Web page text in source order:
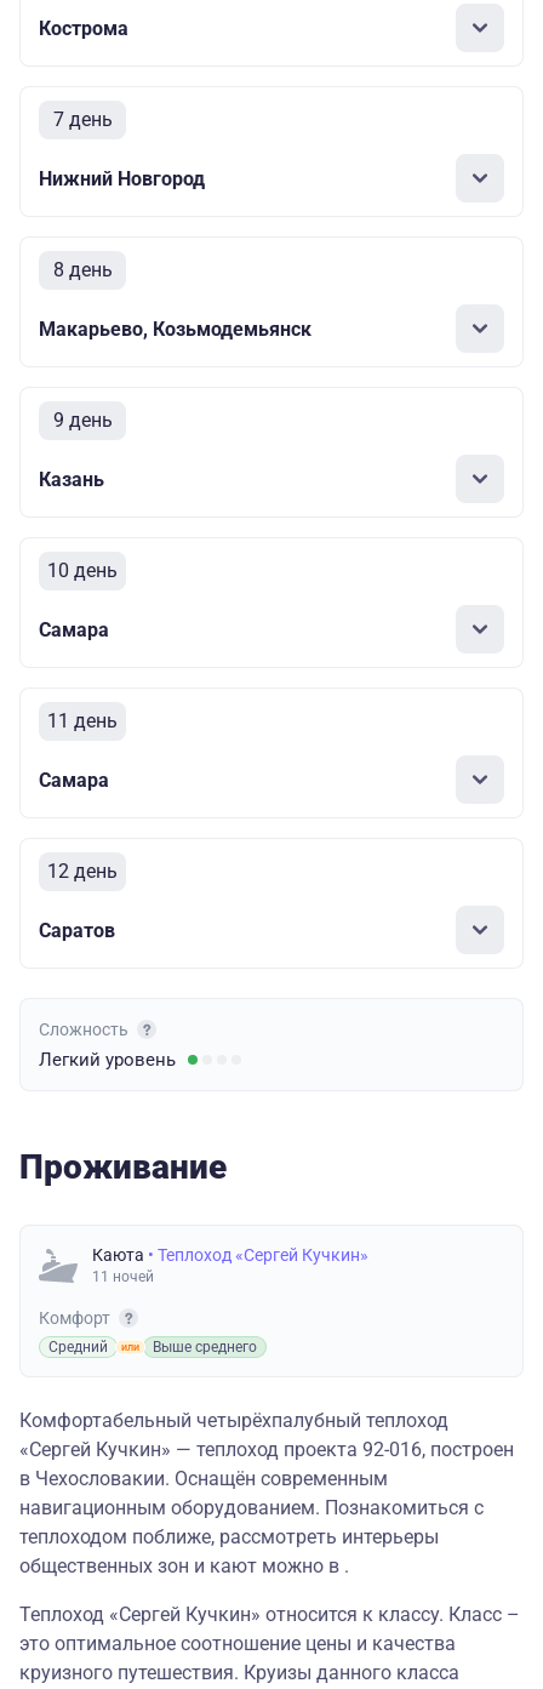
Кострома
7 день
Нижний Новгород
8 день
Макарьево, Козьмодемьянск
9 день
Казань
10 день
Самара
11 день
Самара
12 день
Саратов
Сложность
Легкий уровень
Проживание
Каюта • Теплоход «Сергей Кучкин»
11 ночей
Комфорт
Средний Выше среднего
Комфортабельный четырёхпалубный теплоход
«Сергей Кучкин» — теплоход проекта 92-016, построен
в Чехословакии. Оснащён современным
навигационным оборудованием. Познакомиться с
теплоходом поближе, рассмотреть интерьеры
общественных зон и кают можно в .
Теплоход «Сергей Кучкин» относится к классу. Класс –
это оптимальное соотношение цены и качества
круизного путешествия. Круизы данного класса